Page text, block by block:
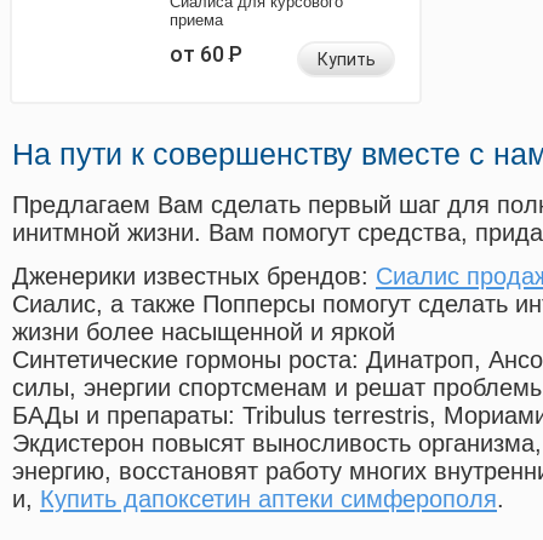
приема
от 60Р Купить
На пути к совершенству вместе с
Предлагаем Вам сделать первый шаг для
инитмной жизни. Вам помогут средства,
Дженерики известных брендов: Сиалис
Сиалис, а также Попперсы помогут сделать
жизни более насыщенной и яркой
Синтетические гормоны роста: Динатроп,
силы, энергии спортсменам и решат
БАДы и препараты: Tribulus terrestris,
Экдистерон повысят выносливость
энергию, восстановят работу многих
и, Купить дапоксетин аптеки симферополя.